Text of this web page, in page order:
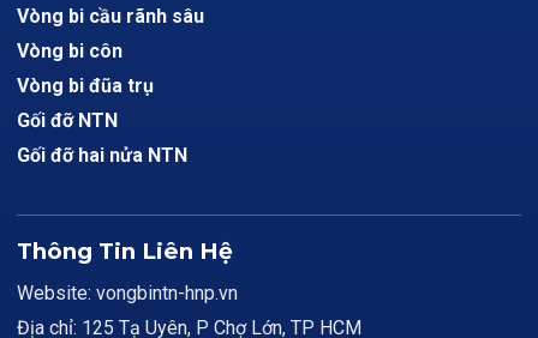
Vòng bi cầu rãnh sâu
Vòng bi côn
Vòng bi đũa trụ
Gối đỡ NTN
Gối đỡ hai nửa NTN
Thông Tin Liên Hệ
Website: vongbintn-hnp.vn
Địa chỉ: 125 Tạ Uyên, P Chợ Lớn, TP HCM